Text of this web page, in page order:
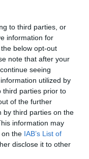
to third parties, or
information for
below opt-out
note that after your
seeing
utilized by
third parties prior to
of the further
by third parties on the
information may
on the IAB’s List of
disclose it to other
aout 2013 en
octobre 2014 - 12 h 43
min
RUSSIE DEPUIS L